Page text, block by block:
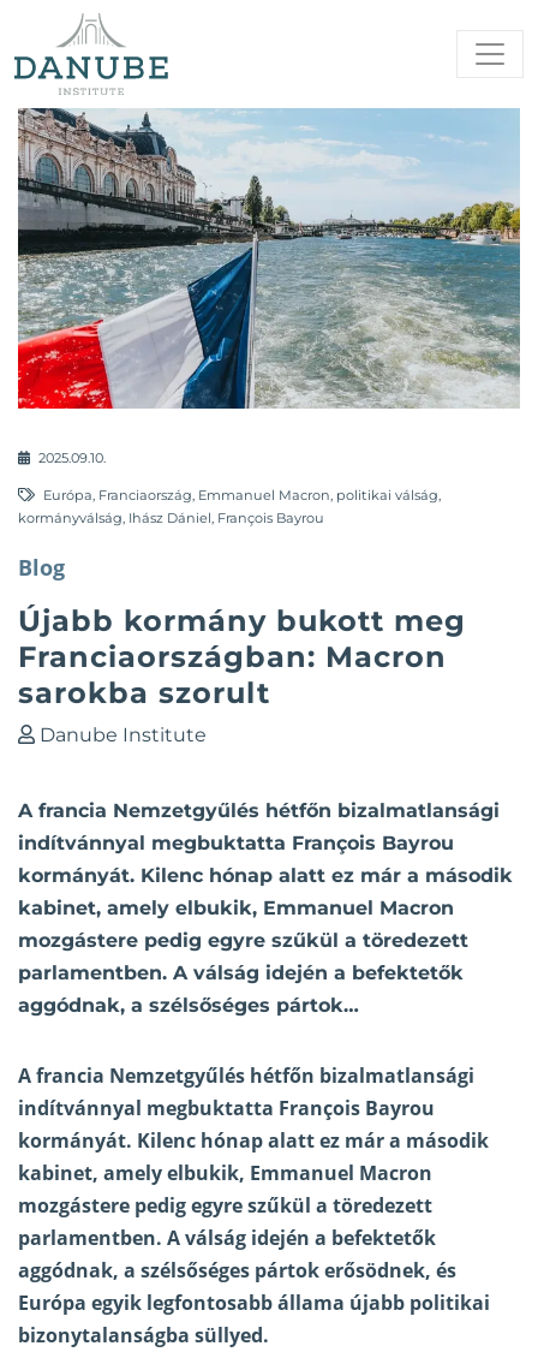
2025.09.10.
Európa, Franciaország, Emmanuel Macron, politikai válság,
kormányválság, Ihász Dániel, François Bayrou
Blog
Újabb kormány bukott meg
Franciaországban: Macron
sarokba szorult
Danube Institute
A francia Nemzetgyűlés hétfőn bizalmatlansági
indítvánnyal megbuktatta François Bayrou
kormányát. Kilenc hónap alatt ez már a második
kabinet, amely elbukik, Emmanuel Macron
mozgástere pedig egyre szűkül a töredezett
parlamentben. A válság idején a befektetők
aggódnak, a szélsőséges pártok…
A francia Nemzetgyűlés hétfőn bizalmatlansági
indítvánnyal megbuktatta François Bayrou
kormányát. Kilenc hónap alatt ez már a második
kabinet, amely elbukik, Emmanuel Macron
mozgástere pedig egyre szűkül a töredezett
parlamentben. A válság idején a befektetők
aggódnak, a szélsőséges pártok erősödnek, és
Európa egyik legfontosabb állama újabb politikai
bizonytalanságba süllyed.